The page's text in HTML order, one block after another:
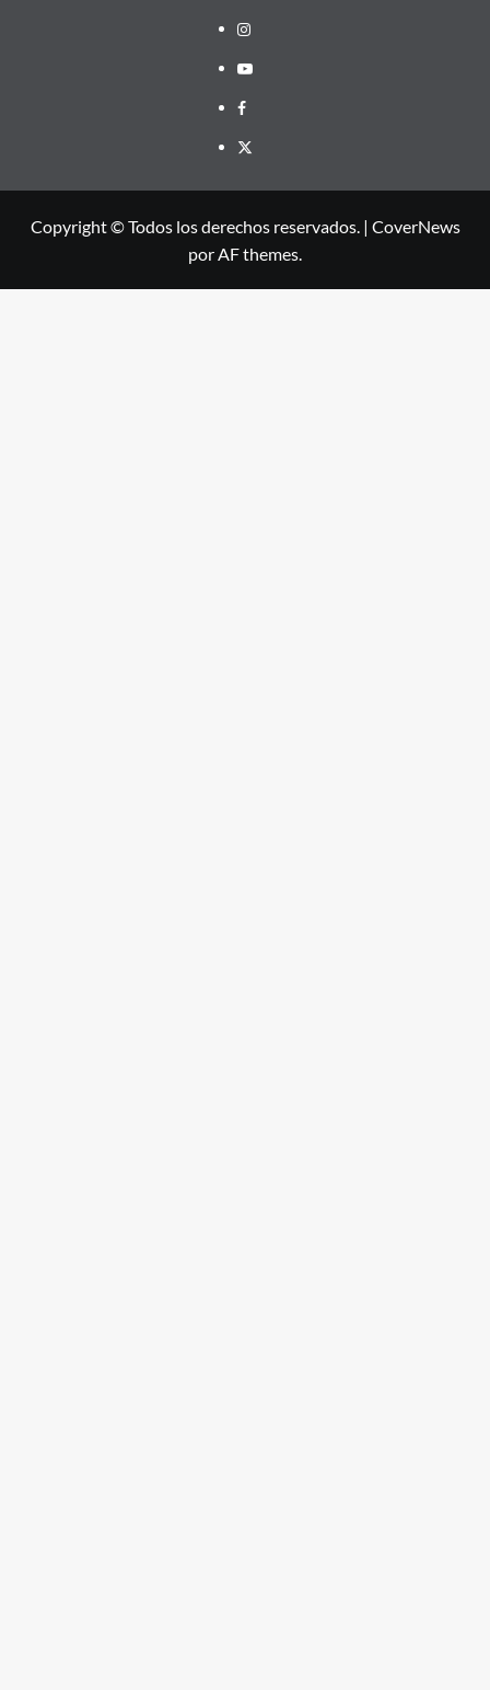
Instagram
Youtube
Facebook
X
Copyright © Todos los derechos reservados. | CoverNews
por AF themes.